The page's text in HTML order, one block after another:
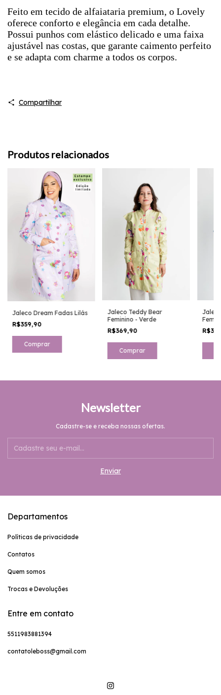
Feito em tecido de alfaiataria premium, o Lovely
oferece conforto e elegância em cada detalhe.
Possui punhos com elástico delicado e uma faixa
ajustável nas costas, que garante caimento perfeito
e se adapta com charme a todos os corpos.
Compartilhar
Produtos relacionados
Jaleco Dream Fadas Lilás
R$359,90
Comprar
Jaleco Teddy Bear
Feminino - Verde
R$369,90
Comprar
Newsletter
Cadastre-se e receba nossas ofertas.
Departamentos
Políticas de privacidade
Contatos
Quem somos
Trocas e Devoluções
Entre em contato
5511983881394
contatoleboss@gmail.com